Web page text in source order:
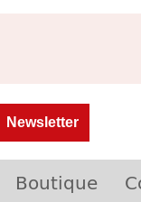
Newsletter
Boutique